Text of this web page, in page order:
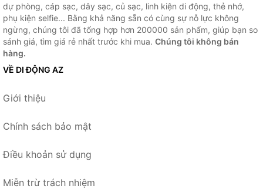
dự phòng, cáp sạc, dây sạc, củ sạc, linh kiện di động, thẻ nhớ,
phụ kiện selfie... Bằng khả năng sẵn có cùng sự nỗ lực không
ngừng, chúng tôi đã tổng hợp hơn 200000 sản phẩm, giúp bạn so
sánh giá, tìm giá rẻ nhất trước khi mua. Chúng tôi không bán
hàng.
VỀ DI ĐỘNG AZ
Giới thiệu
Chính sách bảo mật
Điều khoản sử dụng
Miễn trừ trách nhiệm